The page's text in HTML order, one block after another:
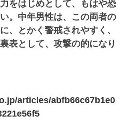
をはじめとして、もはや恐
。中年男性は、この両者の
、とかく警戒されやすく、
表として、攻撃の的になり
articles/abfb66c67b1e0